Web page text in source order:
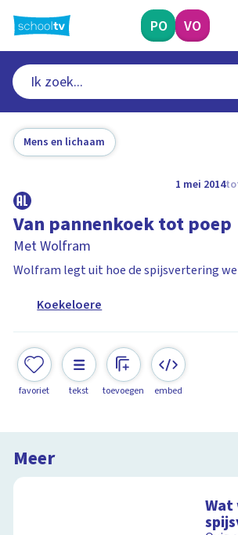
naar
hoofdinhoud
PO VO
Mens en lichaam
1 mei 2014
Van pannenkoek tot poep
Met Wolfram
Wolfram legt uit hoe de spijsvertering
Koekeloere
favoriet tekst toevoegen embed
Meer